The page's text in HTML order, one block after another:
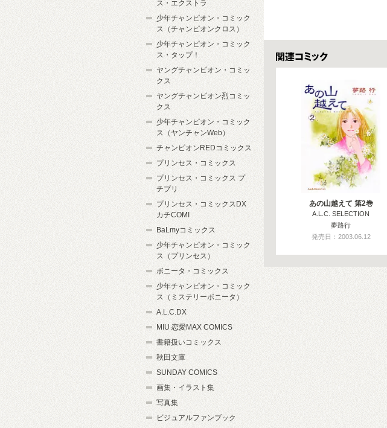
関連コミックス
あの山越えて 第2巻
A.L.C. SELECTION
夢路行
発売日：2003.06.12
ス・エクストラ
少年チャンピオン・コミック
ス（チャンピオンクロス）
少年チャンピオン・コミック
ス・タップ！
ヤングチャンピオン・コミッ
クス
ヤングチャンピオン烈コミッ
クス
少年チャンピオン・コミック
ス（ヤンチャンWeb）
チャンピオンREDコミックス
プリンセス・コミックス
プリンセス・コミックス プ
チプリ
プリンセス・コミックスDX
カチCOMI
BaLmyコミックス
少年チャンピオン・コミック
ス（プリンセス）
ボニータ・コミックス
少年チャンピオン・コミック
ス（ミステリーボニータ）
A.L.C.DX
MIU 恋愛MAX COMICS
書籍扱いコミックス
秋田文庫
SUNDAY COMICS
画集・イラスト集
写真集
ビジュアルファンブック